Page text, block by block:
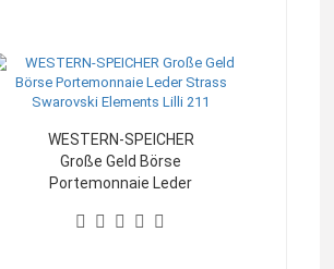
WESTERN-SPEICHER
Große Geld Börse
Portemonnaie Leder
Elements Lilli 211